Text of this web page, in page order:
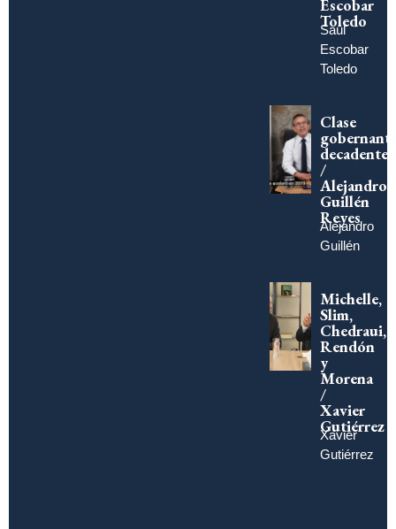
Escobar
Toledo
Saúl
Escobar
Toledo
Clase
decadente
/
Alejandro
Guillén
Reyes
Alejandro
Guillén
Michelle,
Slim,
Chedraui,
Rendón
y
Morena
/
Xavier
Gutiérrez
Xavier
Gutiérrez